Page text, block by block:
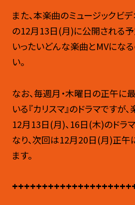
また、本楽曲のミュージックビ
の12月13日(月)に公開される予
いったいどんな楽曲とMVになる
い。
なお、毎週月・木曜日の正午に
いる『カリスマ』のドラマですが
12月13日(月)、16日(木)のドラ
なり、次回は12月20日(月)正
ます。